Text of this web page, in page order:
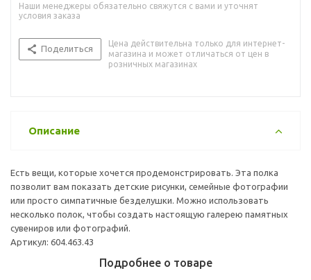
Наши менеджеры обязательно свяжутся с вами и уточнят
условия заказа
Поделиться
Цена действительна только для интернет-
магазина и может отличаться от цен в
розничных магазинах
Описание
Есть вещи, которые хочется продемонстрировать. Эта полка
позволит вам показать детские рисунки, семейные фотографии
или просто симпатичные безделушки. Можно использовать
несколько полок, чтобы создать настоящую галерею памятных
сувениров или фотографий.
Артикул: 604.463.43
Подробнее о товаре